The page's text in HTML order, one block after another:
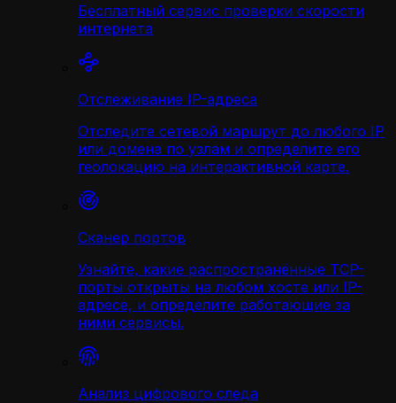
Бесплатный сервис проверки скорости
интернета
Отслеживание IP-адреса
Отследите сетевой маршрут до любого IP
или домена по узлам и определите его
геолокацию на интерактивной карте.
Сканер портов
Узнайте, какие распространённые TCP-
порты открыты на любом хосте или IP-
адресе, и определите работающие за
ними сервисы.
Анализ цифрового следа